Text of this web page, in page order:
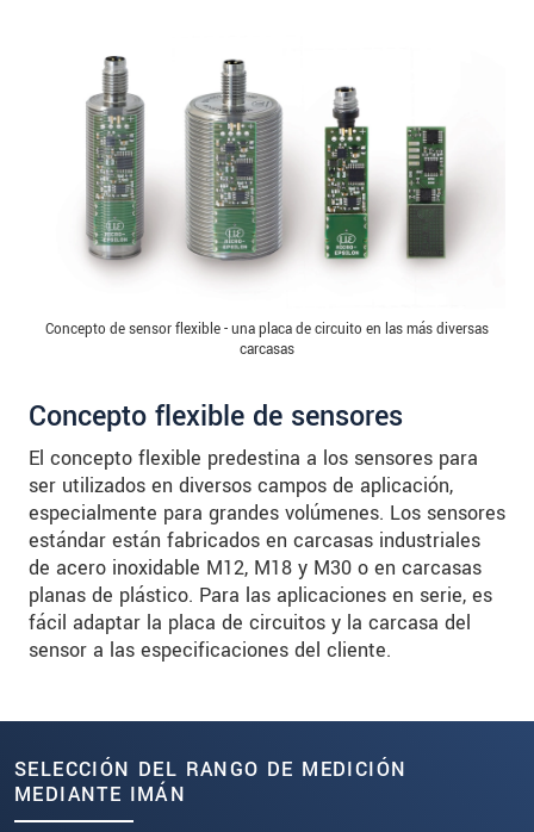
Concepto flexible de sensores
El concepto flexible predestina a los sensores para
ser utilizados en diversos campos de aplicación,
especialmente para grandes volúmenes. Los sensores
estándar están fabricados en carcasas industriales
de acero inoxidable M12, M18 y M30 o en carcasas
planas de plástico. Para las aplicaciones en serie, es
fácil adaptar la placa de circuitos y la carcasa del
sensor a las especificaciones del cliente.
Concepto de sensor flexible - una placa de circuito en las más diversas
carcasas
SELECCIÓN DEL RANGO DE MEDICIÓN
MEDIANTE IMÁN